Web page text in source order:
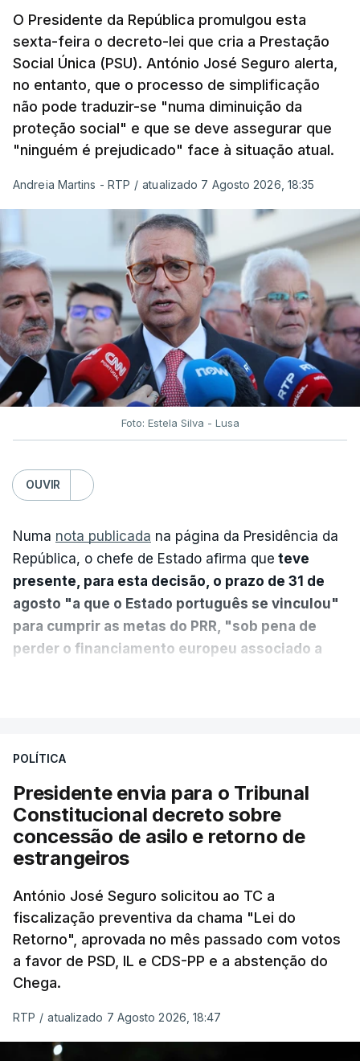
O Presidente da República promulgou esta
sexta-feira o decreto-lei que cria a Prestação
Social Única (PSU). António José Seguro alerta,
no entanto, que o processo de simplificação
não pode traduzir-se "numa diminuição da
proteção social" e que se deve assegurar que
"ninguém é prejudicado" face à situação atual.
Andreia Martins - RTP / atualizado 7 Agosto 2026, 18:35
Foto: Estela Silva - Lusa
OUVIR
Numa nota publicada na página da Presidência da
República, o chefe de Estado afirma que teve
presente, para esta decisão, o prazo de 31 de
agosto "a que o Estado português se vinculou"
para cumprir as metas do PRR, "sob pena de
perder o financiamento europeu associado a
sistema mais simples, mais justo e transparente".
"Sempre que seja possível reduzir burocracias,
eliminar sobreposições e garantir que os apoios
chegam a quem mais necessita, estaremos a dar
um passo na direção certa", argumenta o
Presidente da República.
Assegurar que "ninguém é
prejudicado"
O Preisdente deixa, no entanto, deixa alguns
POLÍTICA
Presidente envia para o Tribunal
Constitucional decreto sobre
concessão de asilo e retorno de
estrangeiros
António José Seguro solicitou ao TC a
fiscalização preventiva da chama "Lei do
Retorno", aprovada no mês passado com votos
a favor de PSD, IL e CDS-PP e a abstenção do
Chega.
RTP / atualizado 7 Agosto 2026, 18:47